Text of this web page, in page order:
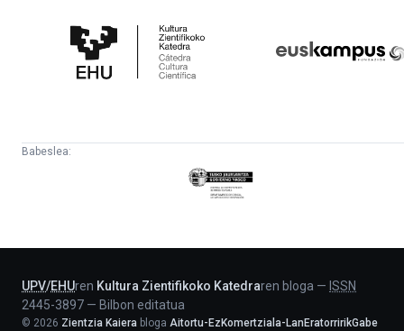
Zientifikoko
Katedra
Babeslea:
Eusko
Jaurlaritza
UPV/EHUren Kultura Zientifikoko Katedraren bloga — ISSN
2445-3897 — Bilbon editatua
© 2026 Zientzia Kaiera bloga Aitortu-EzKomertziala-LanEratorririkGabe